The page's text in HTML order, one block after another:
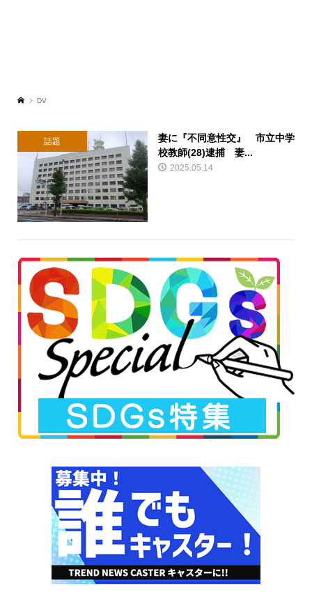
DV
話題
妻に『不同意性交』 市立中学
校教師(28)逮捕 妻...
2025.05.14